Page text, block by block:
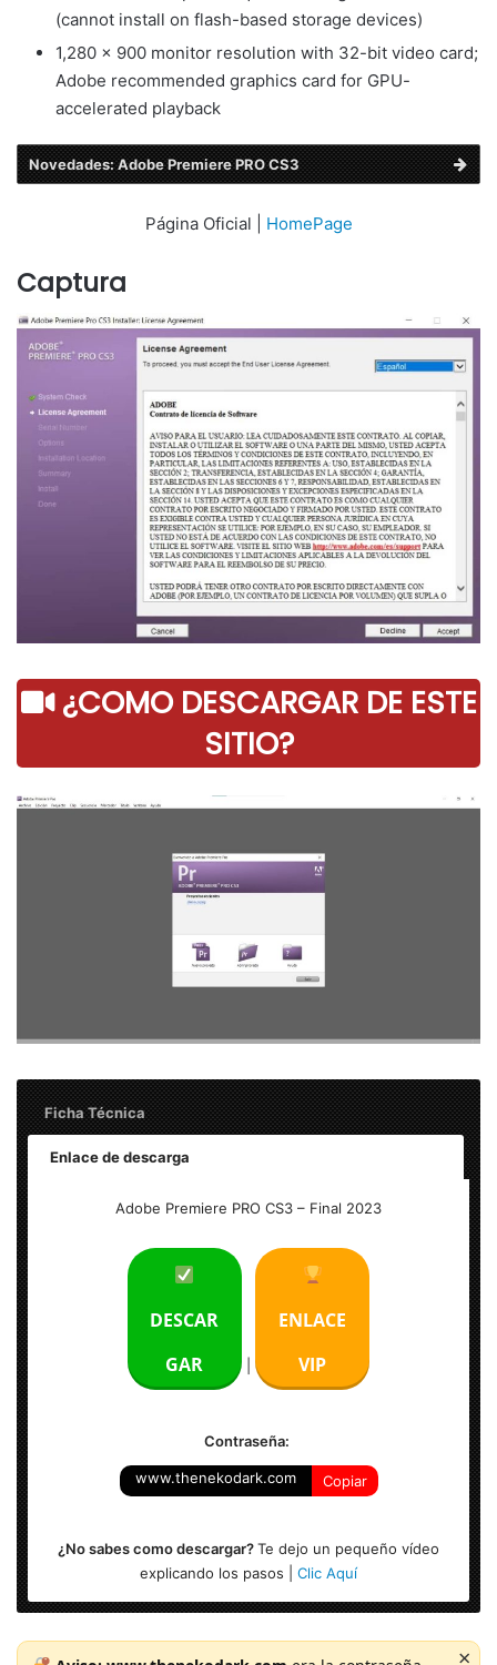
(cannot install on flash-based storage devices)
1,280 x 900 monitor resolution with 32-bit video card;
Adobe recommended graphics card for GPU-
accelerated playback
Novedades: Adobe Premiere PRO CS3
Página Oficial | HomePage
Captura
¿COMO DESCARGAR DE ESTE
SITIO?
Ficha Técnica
Enlace de descarga
Adobe Premiere PRO CS3 – Final 2023
DESCAR
GAR
ENLACE
VIP
Contraseña:
www.thenekodark.com Copiar
¿No sabes como descargar?Te dejo un pequeño vídeo
explicando los pasos | Clic Aquí
×